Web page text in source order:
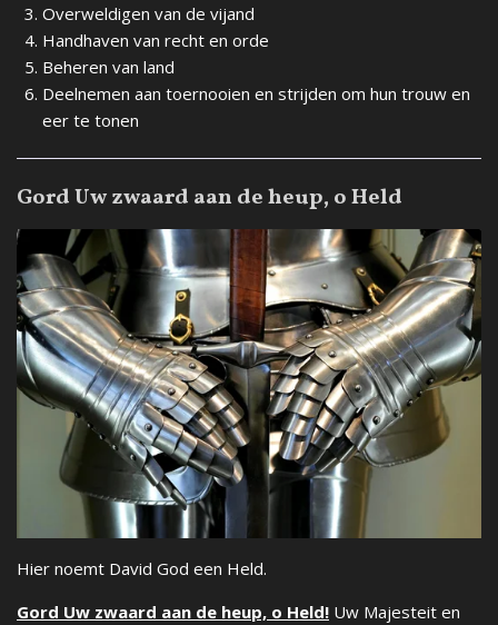
Overweldigen van de vijand
Handhaven van recht en orde
Beheren van land
Deelnemen aan toernooien en strijden om hun trouw en
eer te tonen
Gord Uw zwaard aan de heup, o Held
Hier noemt David God een Held.
Gord Uw zwaard aan de heup, o Held! Uw Majesteit en